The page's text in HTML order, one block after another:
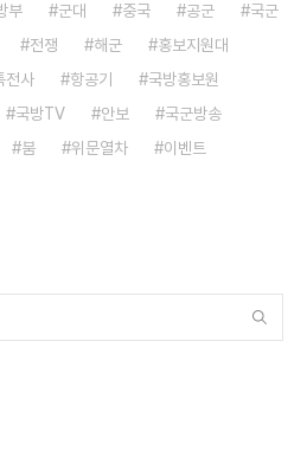
부 군대 중국 공군
국군
전쟁 해군
홍보지원대
전사 항공기
국방홍보원
국방TV 안보
국군방송
붐 위문열차 이벤트